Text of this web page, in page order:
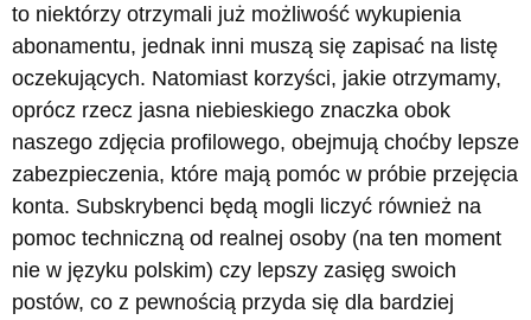
to niektórzy otrzymali już możliwość wykupienia
abonamentu, jednak inni muszą się zapisać na listę
oczekujących. Natomiast korzyści, jakie otrzymamy,
oprócz rzecz jasna niebieskiego znaczka obok
naszego zdjęcia profilowego, obejmują choćby lepsze
zabezpieczenia, które mają pomóc w próbie przejęcia
konta. Subskrybenci będą mogli liczyć również na
pomoc techniczną od realnej osoby (na ten moment
nie w języku polskim) czy lepszy zasięg swoich
postów, co z pewnością przyda się dla bardziej